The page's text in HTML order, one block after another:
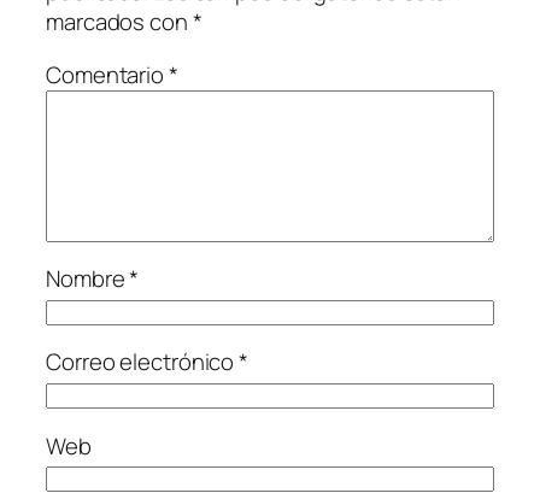
marcados con*
Comentario*
Nombre*
Correo electrónico*
Web